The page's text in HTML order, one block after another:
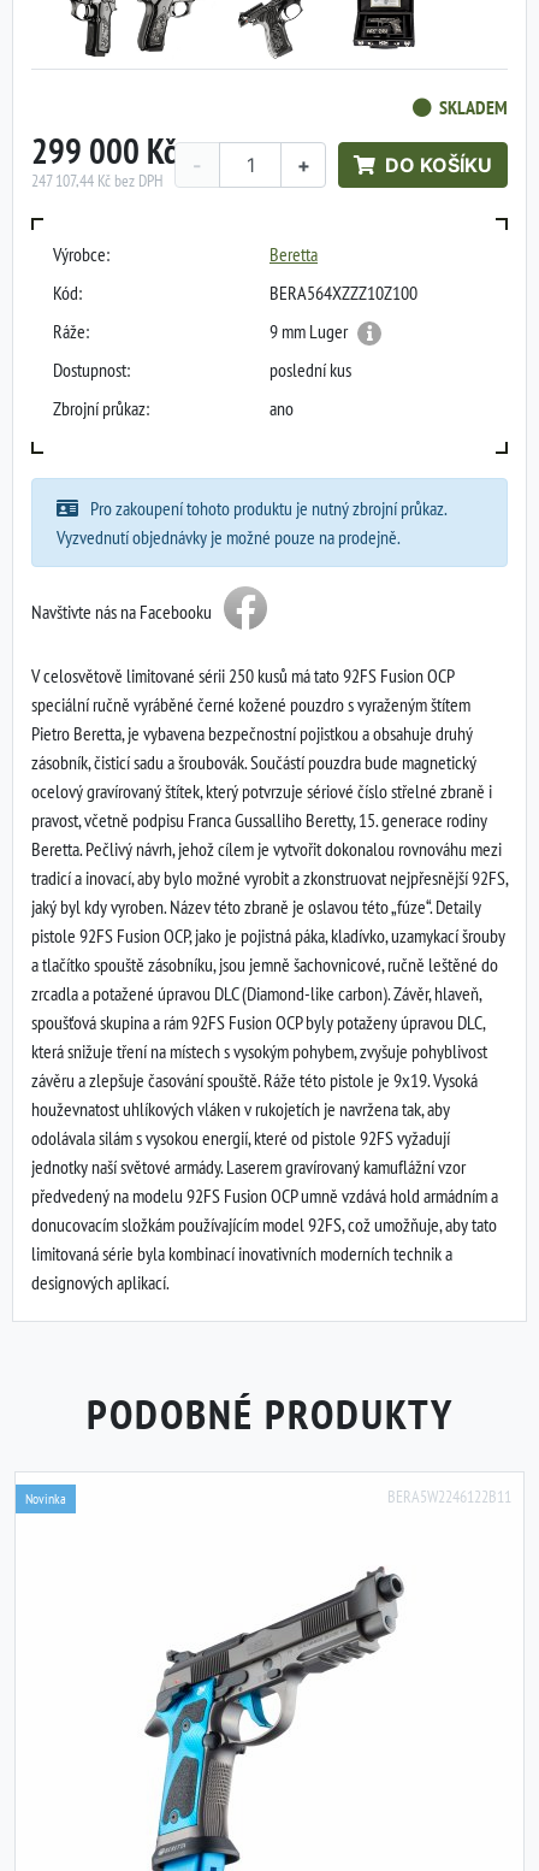
SKLADEM
299 000 Kč
247 107,44 Kč bez DPH
+
- DO KOŠÍKU
Výrobce:
Beretta
Kód:
BERA564XZZZ10Z100
Ráže:
9 mm Luger
Dostupnost:
poslední kus
Zbrojní průkaz:
ano
Pro zakoupení tohoto produktu je nutný zbrojní průkaz.
Vyzvednutí objednávky je možné pouze na prodejně.
Navštivte nás na Facebooku
V celosvětově limitované sérii 250 kusů má tato 92FS Fusion OCP
speciální ručně vyráběné černé kožené pouzdro s vyraženým štítem
Pietro Beretta, je vybavena bezpečnostní pojistkou a obsahuje druhý
zásobník, čisticí sadu a šroubovák. Součástí pouzdra bude magnetický
ocelový gravírovaný štítek, který potvrzuje sériové číslo střelné zbraně i
pravost, včetně podpisu Franca Gussalliho Beretty, 15. generace rodiny
Beretta. Pečlivý návrh, jehož cílem je vytvořit dokonalou rovnováhu mezi
tradicí a inovací, aby bylo možné vyrobit a zkonstruovat nejpřesnější 92FS,
jaký byl kdy vyroben. Název této zbraně je oslavou této „fúze“. Detaily
pistole 92FS Fusion OCP, jako je pojistná páka, kladívko, uzamykací šrouby
a tlačítko spouště zásobníku, jsou jemně šachovnicové, ručně leštěné do
zrcadla a potažené úpravou DLC (Diamond-like carbon). Závěr, hlaveň,
spoušťová skupina a rám 92FS Fusion OCP byly potaženy úpravou DLC,
která snižuje tření na místech s vysokým pohybem, zvyšuje pohyblivost
závěru a zlepšuje časování spouště. Ráže této pistole je 9x19. Vysoká
houževnatost uhlíkových vláken v rukojetích je navržena tak, aby
odolávala silám s vysokou energií, které od pistole 92FS vyžadují
jednotky naší světové armády. Laserem gravírovaný kamuflážní vzor
předvedený na modelu 92FS Fusion OCP umně vzdává hold armádním a
donucovacím složkám používajícím model 92FS, což umožňuje, aby tato
limitovaná série byla kombinací inovativních moderních technik a
designových aplikací.
PODOBNÉ PRODUKTY
BERA5W2246122B11
Novinka